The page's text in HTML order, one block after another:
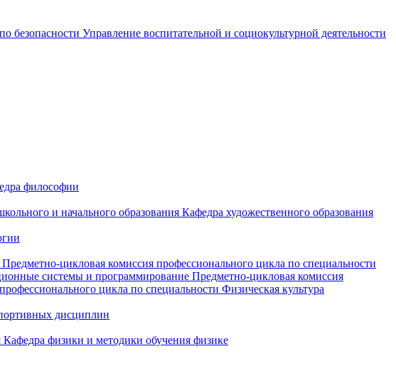
безопасности Управление воспитательной и социокультурной деятельности
философии
и начального образования Кафедра художественного образования
Предметно-цикловая комиссия профессионального цикла по специальности
системы и программирование Предметно-цикловая комиссия
цикла по специальности Физическая культура
дисциплин
Кафедра физики и методики обучения физике